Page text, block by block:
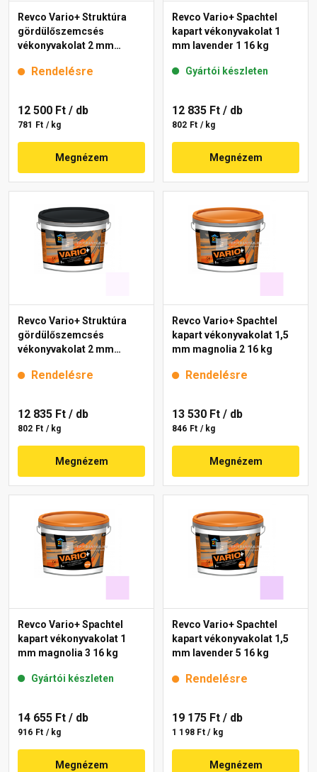
Revco Vario+ Struktúra
gördülőszemcsés
vékonyvakolat 2 mm
Rendelésre
12 500 Ft / db
781 Ft / kg
Megnézem
Revco Vario+ Spachtel
kapart vékonyvakolat 1
mm lavender 1 16 kg
Gyártói készleten
12 835 Ft / db
802 Ft / kg
Megnézem
Revco Vario+ Struktúra
gördülőszemcsés
vékonyvakolat 2 mm
Rendelésre
12 835 Ft / db
802 Ft / kg
Megnézem
Revco Vario+ Spachtel
kapart vékonyvakolat 1,5
mm magnolia 2 16 kg
Rendelésre
13 530 Ft / db
846 Ft / kg
Megnézem
Revco Vario+ Spachtel
kapart vékonyvakolat 1
mm magnolia 3 16 kg
Gyártói készleten
14 655 Ft / db
916 Ft / kg
Megnézem
Revco Vario+ Spachtel
kapart vékonyvakolat 1,5
mm lavender 5 16 kg
Rendelésre
19 175 Ft / db
1 198 Ft / kg
Megnézem